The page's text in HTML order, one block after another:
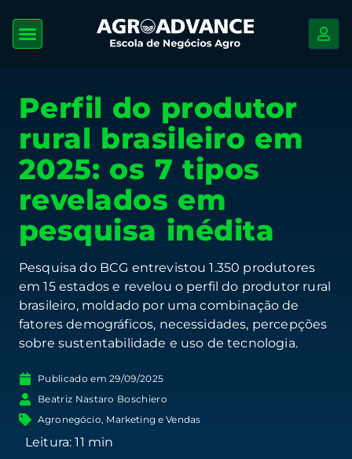
Perfil do produtor
rural brasileiro em
2025: os 7 tipos
revelados em
pesquisa inédita
Pesquisa do BCG entrevistou 1.350 produtores
em 15 estados e revelou o perfil do produtor rural
brasileiro, moldado por uma combinação de
fatores demográficos, necessidades, percepções
sobre sustentabilidade e uso de tecnologia.
Publicado em 29/09/2025
Beatriz Nastaro Boschiero
Agronegócio, Marketing e Vendas